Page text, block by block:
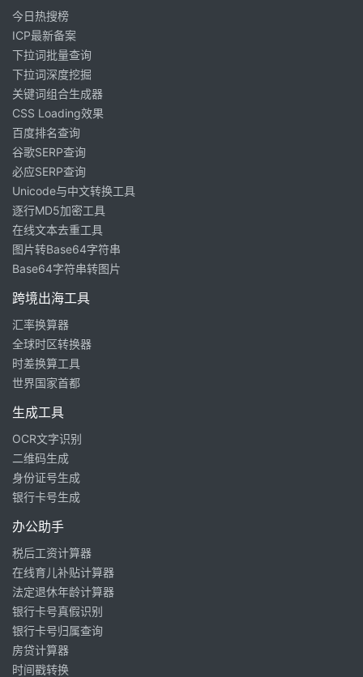
今日热搜榜
ICP最新备案
下拉词批量查询
下拉词深度挖掘
关键词组合生成器
CSS Loading效果
百度排名查询
谷歌SERP查询
必应SERP查询
Unicode与中文转换工具
逐行MD5加密工具
在线文本去重工具
图片转Base64字符串
Base64字符串转图片
跨境出海工具
汇率换算器
全球时区转换器
时差换算工具
世界国家首都
生成工具
OCR文字识别
二维码生成
身份证号生成
银行卡号生成
办公助手
税后工资计算器
在线育儿补贴计算器
法定退休年龄计算器
银行卡号真假识别
银行卡号归属查询
房贷计算器
时间戳转换